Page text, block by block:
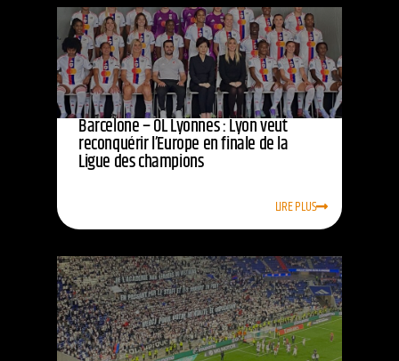
Barcelone – OL Lyonnes : Lyon veut
reconquérir l’Europe en finale de la
Ligue des champions
LIRE PLUS